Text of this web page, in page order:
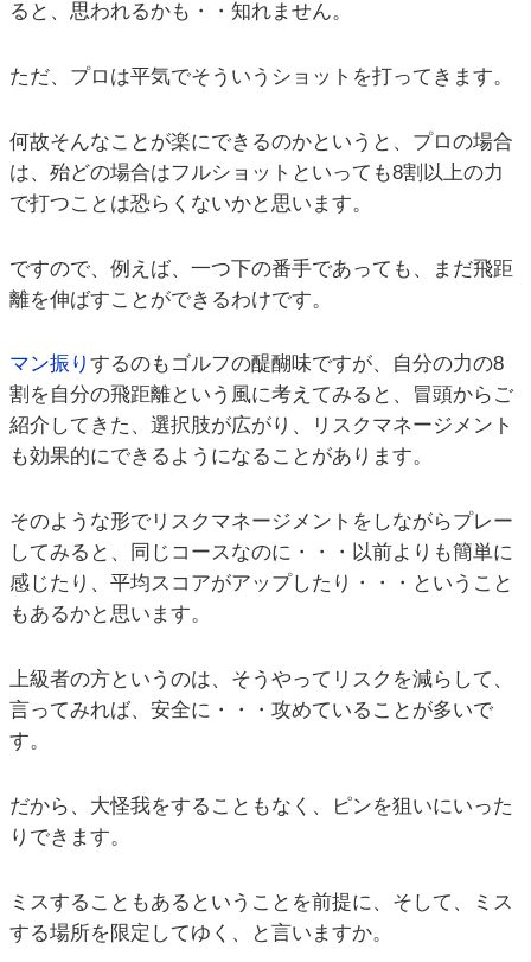
ると、思われるかも・・知れません。
ただ、プロは平気でそういうショットを打ってきます。
何故そんなことが楽にできるのかというと、プロの場合
は、殆どの場合はフルショットといっても8割以上の力
で打つことは恐らくないかと思います。
ですので、例えば、一つ下の番手であっても、まだ飛距
離を伸ばすことができるわけです。
マン振り するのもゴルフの醍醐味ですが、自分の力の8
割を自分の飛距離という風に考えてみると、冒頭からご
紹介してきた、選択肢が広がり、リスクマネージメント
も効果的にできるようになることがあります。
そのような形でリスクマネージメントをしながらプレー
してみると、同じコースなのに・・・以前よりも簡単に
感じたり、平均スコアがアップしたり・・・ということ
もあるかと思います。
上級者の方というのは、そうやってリスクを減らして、
言ってみれば、安全に・・・攻めていることが多いで
す。
だから、大怪我をすることもなく、ピンを狙いにいった
りできます。
ミスすることもあるということを前提に、そして、ミス
する場所を限定してゆく、と言いますか。